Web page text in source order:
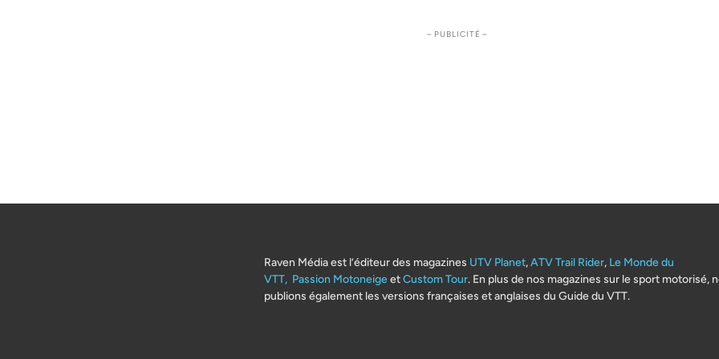
– PUBLICITÉ –
Raven Média est l’éditeur des magazines UTV Planet,ATV Trail Rider, Le Monde du
VTT, Passion MotoneigeetCustom Tour. En plus de nos magazines sur le sport motorisé,
publions également les versions françaises et anglaises du Guide du VTT.